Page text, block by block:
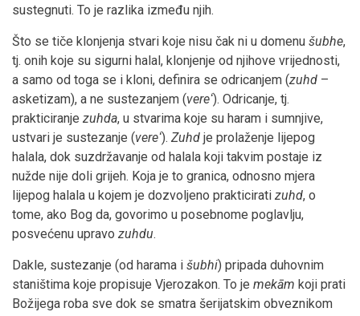
sustegnuti. To je razlika između njih.
Što se tiče klonjenja stvari koje nisu čak ni u domenu šubhe,
tj. onih koje su sigurni halal, klonjenje od njihove vrijednosti,
a samo od toga se i kloni, definira se odricanjem (zuhd –
asketizam), a ne sustezanjem (vereʻ). Odricanje, tj.
prakticiranje zuhda, u stvarima koje su haram i sumnjive,
ustvari je sustezanje (vereʻ). Zuhd je prolaženje lijepog
halala, dok suzdržavanje od halala koji takvim postaje iz
nužde nije doli grijeh. Koja je to granica, odnosno mjera
lijepog halala u kojem je dozvoljeno prakticirati zuhd, o
tome, ako Bog da, govorimo u posebnome poglavlju,
posvećenu upravo zuhdu.
Dakle, sustezanje (od harama i šubhi) pripada duhovnim
staništima koje propisuje Vjerozakon. To je mekām koji prati
Božijega roba sve dok se smatra šerijatskim obveznikom